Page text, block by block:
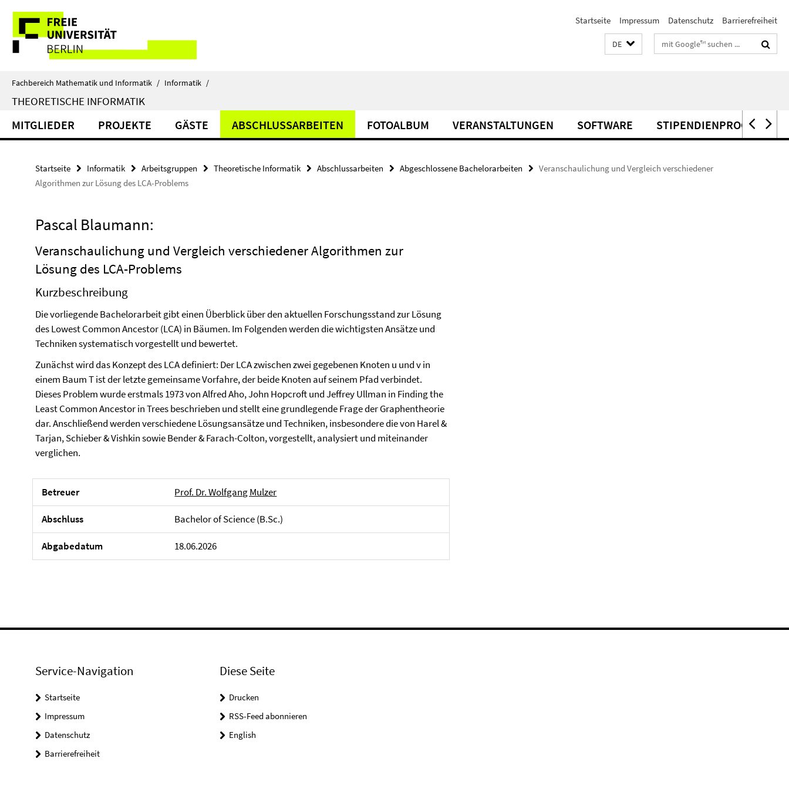
direkt
Inhalt
Service-
Navigation
Startseite Impressum Datenschutz Barrierefreiheit
DE Suchbegriffe
Fachbereich Mathematik und Informatik / Informatik /
THEORETISCHE INFORMATIK
MITGLIEDER PROJEKTE GÄSTE ABSCHLUSSARBEITEN FOTOALBUM VERANSTALTUNGEN SOFTWARE STIPENDIENPROGRAMME
Startseite Informatik Arbeitsgruppen Theoretische Informatik Abschlussarbeiten Abgeschlossene Bachelorarbeiten
Veranschaulichung und Vergleich verschiedener
Algorithmen zur Lösung des LCA-Problems
Pascal Blaumann:
Veranschaulichung und Vergleich verschiedener Algorithmen zur
Lösung des LCA-Problems
Kurzbeschreibung
Die vorliegende Bachelorarbeit gibt einen Überblick über den aktuellen Forschungsstand zur Lösung
des Lowest Common Ancestor (LCA) in Bäumen. Im Folgenden werden die wichtigsten Ansätze und
Techniken systematisch vorgestellt und bewertet.
Zunächst wird das Konzept des LCA definiert: Der LCA zwischen zwei gegebenen Knoten u und v in
einem Baum T ist der letzte gemeinsame Vorfahre, der beide Knoten auf seinem Pfad verbindet.
Dieses Problem wurde erstmals 1973 von Alfred Aho, John Hopcroft und Jeffrey Ullman in Finding the
Least Common Ancestor in Trees beschrieben und stellt eine grundlegende Frage der Graphentheorie
dar. Anschließend werden verschiedene Lösungsansätze und Techniken, insbesondere die von Harel &
Tarjan, Schieber & Vishkin sowie Bender & Farach-Colton, vorgestellt, analysiert und miteinander
verglichen.
Betreuer Prof. Dr. Wolfgang Mulzer
Abschluss Bachelor of Science (B.Sc.)
Abgabedatum 18.06.2026
Service-Navigation
Startseite
Impressum
Datenschutz
Barrierefreiheit
Diese Seite
Drucken
RSS-Feed abonnieren
English